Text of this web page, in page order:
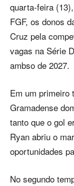
quarta-feira
FGF, os donos
Cruz pela
vagas na Série
ambso de 2027.
Em um primeiro
Gramadense
tanto que o gol
Ryan abriu o
oportunidades
No segundo